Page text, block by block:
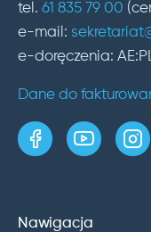
tel. 61 835 79 00
e-mail:
e-doręczenia:
Dane do
strona w
Nawigacja